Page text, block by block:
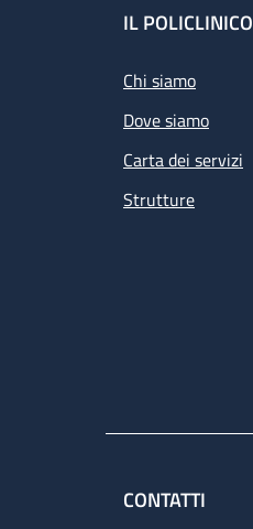
Footer
IL POLICLINICO
Chi siamo
Dove siamo
Carta dei servizi
Strutture
CONTATTI